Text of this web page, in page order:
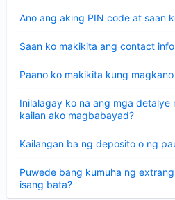
Ano ang aking PIN code at saan
ang
Saan ko makikita ang contact
ang
Paano ko makikita kung
ang
Inilalagay ko na ang mga
kailan ako magbabayad?
ang
sagot
Kailangan ba ng deposito o ng
ang
Puwede bang kumuha ng
isang bata?
ang
sagot